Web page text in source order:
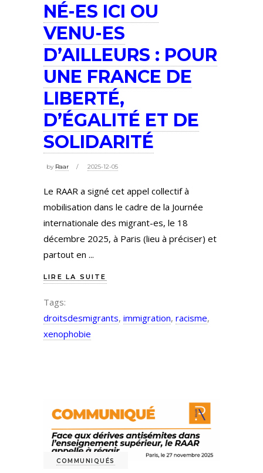
NÉ-ES ICI OU
VENU-ES
D’AILLEURS : POUR
UNE FRANCE DE
LIBERTÉ,
D’ÉGALITÉ ET DE
SOLIDARITÉ
by Raar 2025-12-05
Le RAAR a signé cet appel collectif à
mobilisation dans le cadre de la Journée
internationale des migrant-es, le 18
décembre 2025, à Paris (lieu à préciser) et
partout en
LIRE LA SUITE
Tags:
droitsdesmigrants, immigration, racisme,
xenophobie
COMMUNIQUÉS